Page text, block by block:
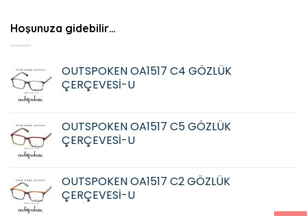
Hoşunuza gidebilir…
OUTSPOKEN OA1517 C4 GÖZLÜK
ÇERÇEVESİ-U
OUTSPOKEN OA1517 C5 GÖZLÜK
ÇERÇEVESİ-U
OUTSPOKEN OA1517 C2 GÖZLÜK
ÇERÇEVESİ-U